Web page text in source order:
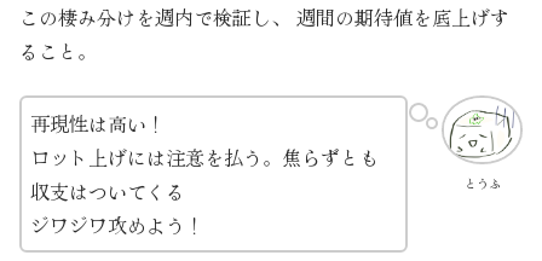
この棲み分けを週内で検証し、 週間の期待値を底上げす
ること。
とうふ
再現性は高い！
ロット上げには注意を払う。焦らずとも
収支はついてくる
ジワジワ攻めよう！